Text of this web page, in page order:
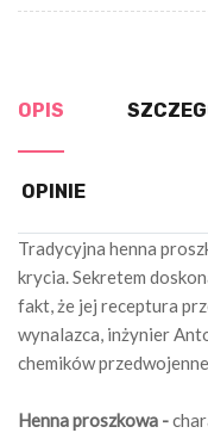
OPIS
OPINIE
Tradycyjna henna
krycia. Sekretem
fakt, że jej receptura
wynalazca, inżynier
chemików
Henna proszkowa -